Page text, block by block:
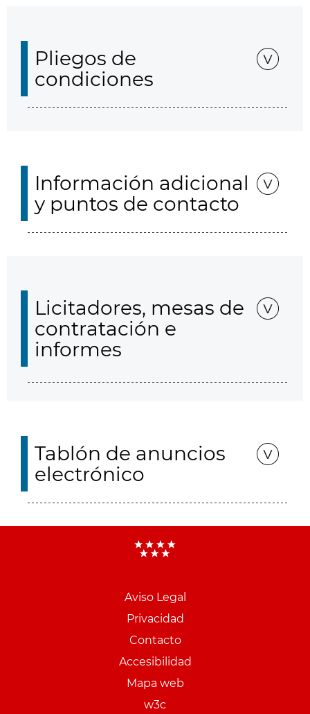
Pliegos de
condiciones
Información adicional
y puntos de contacto
Licitadores, mesas de
contratación e
informes
Tablón de anuncios
electrónico
Aviso Legal
Privacidad
Contacto
Accesibilidad
Mapa web
w3c